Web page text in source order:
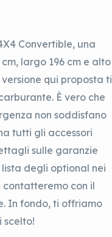
Convertible, una
largo 196 cm e alto
versione qui proposta ti
È vero che
non soddisfano
tutti gli accessori
sulle garanzie
degli optional nei
contatteremo con il
In fondo, ti offriamo
scelto!